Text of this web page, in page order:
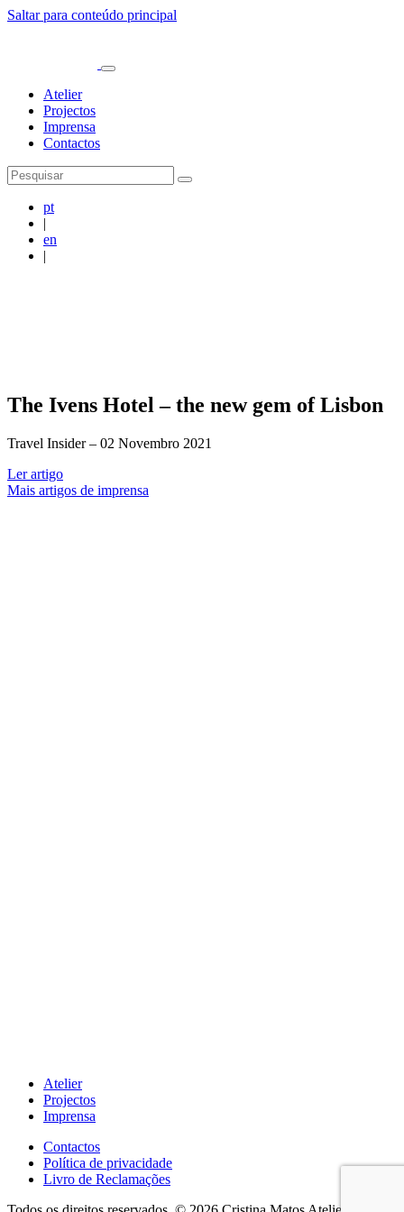
Saltar para conteúdo principal
Atelier
Projectos
Imprensa
Contactos
pt
|
en
|
The Ivens Hotel – the new gem of Lisbon
Travel Insider – 02 Novembro 2021
Ler artigo
Mais artigos de imprensa
Atelier
Projectos
Imprensa
Contactos
Política de privacidade
Livro de Reclamações